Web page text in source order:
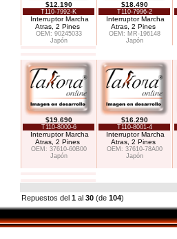
$12.190
T110-7992-K
Interruptor Marcha
Atras, 2 Pines
OEM: 90245033
Japón
$18.490
T110-7996-2
Interruptor Marcha
Atras, 2 Pines
OEM: MR-196148
Japón
$19.690
T110-8000-6
Interruptor Marcha
Atras, 2 Pines
OEM: 37610-60B00
Japón
$16.290
T110-8001-4
Interruptor Marcha
Atras, 2 Pines
OEM: 37610-78A00
Japón
Repuestos del 1 al 30 (de 104)